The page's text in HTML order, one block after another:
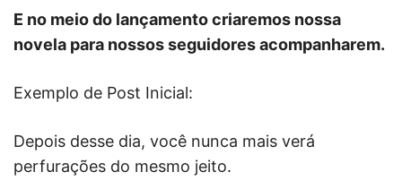
E no meio do lançamento criaremos nossa
novela para nossos seguidores acompanharem.
Exemplo de Post Inicial:
Depois desse dia, você nunca mais verá
perfurações do mesmo jeito.